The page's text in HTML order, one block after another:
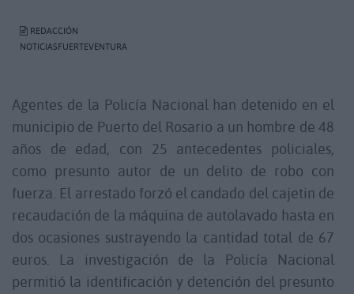
REDACCIÓN
NOTICIASFUERTEVENTURA
Agentes de la Policía Nacional han detenido en el
municipio de Puerto del Rosario a un hombre de 48
años de edad, con 25 antecedentes policiales,
como presunto autor de un delito de robo con
fuerza. El arrestado forzó el candado del cajetin de
recaudación de la máquina de autolavado hasta en
dos ocasiones sustrayendo la cantidad total de 67
euros. La investigación de la Policía Nacional
permitió la identificación y detención del presunto